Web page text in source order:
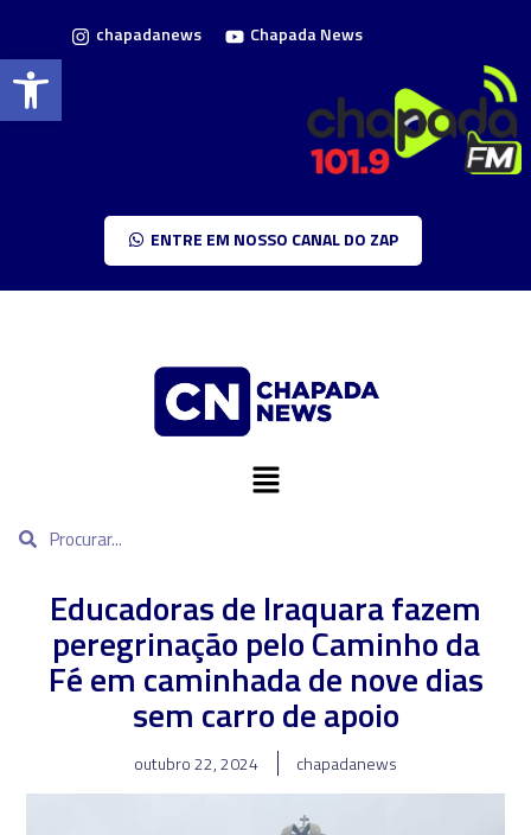
Barra de Ferramentas Aberta
chapadanews Chapada News
ENTRE EM NOSSO CANAL DO ZAP
Educadoras de Iraquara fazem
peregrinação pelo Caminho da
Fé em caminhada de nove dias
sem carro de apoio
outubro 22, 2024 chapadanews